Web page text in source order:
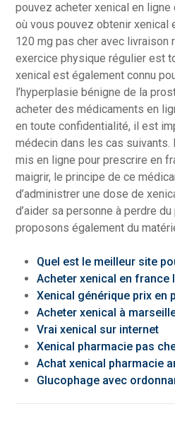
pouvez acheter xenical en ligne
où vous pouvez obtenir xenical
120 mg pas cher avec livraison
exercice physique régulier est
xenical est également connu
l’hyperplasie bénigne de la
acheter des médicaments en
en toute confidentialité, il est
médecin dans les cas suivants.
mis en ligne pour prescrire en
maigrir, le principe de ce
d’administrer une dose de
d’aider sa personne à perdre
proposons également du
Quel est le meilleur site
Acheter xenical en france
Xenical générique prix en
Acheter xenical à
Vrai xenical sur internet
Xenical pharmacie pas
Achat xenical pharmacie
Glucophage avec